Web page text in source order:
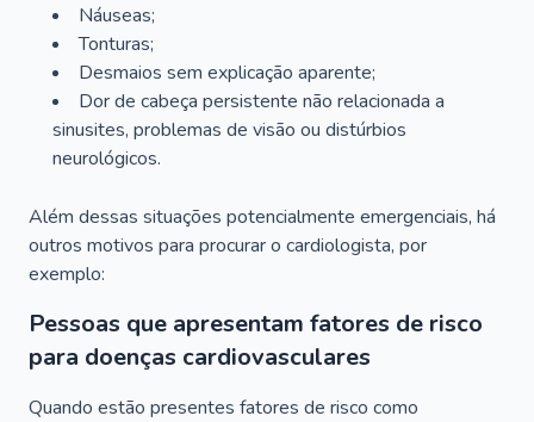
Náuseas;
Tonturas;
Desmaios sem explicação aparente;
Dor de cabeça persistente não relacionada a
sinusites, problemas de visão ou distúrbios
neurológicos.
Além dessas situações potencialmente emergenciais, há
outros motivos para procurar o cardiologista, por
exemplo:
Pessoas que apresentam fatores de risco
para doenças cardiovasculares
Quando estão presentes fatores de risco como